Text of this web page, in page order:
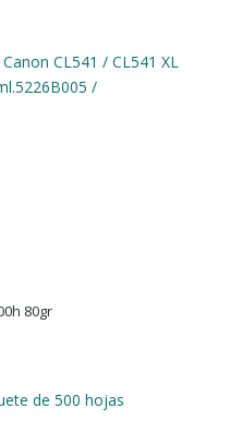
CL541 / CL541 XL
5226B005 /
80gr
de 500 hojas